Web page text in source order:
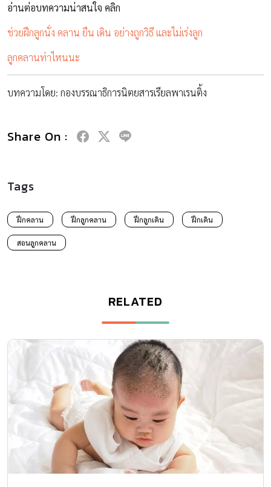
อ่านต่อบทความน่าสนใจ คลิก
ช่วยฝึกลูกนั่ง คลาน ยืน เดิน อย่างถูกวิธี และไม่เร่งลูก
ลูกคลานท่าไหนนะ
บทความโดย: กองบรรณาธิการนิตยสารเรียลพาเรนติ้ง
Share On :
Tags
ฝึกคลาน ฝึกลูกคลาน ฝึกลูกเดิน ฝึกเดิน
สอนลูกคลาน
RELATED